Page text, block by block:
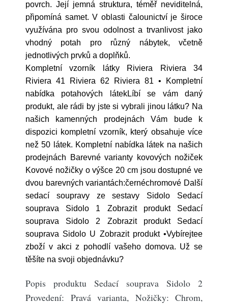
povrch. Její jemná struktura, téměř neviditelná,
připomíná samet. V oblasti čalounictví je široce
využívána pro svou odolnost a trvanlivost jako
vhodný potah pro různý nábytek, včetně
jednotlivých prvků a doplňků.
Kompletní vzorník látky Riviera Riviera 34
Riviera 41 Riviera 62 Riviera 81 • Kompletní
nabídka potahových látekLíbí se vám daný
produkt, ale rádi by jste si vybrali jinou látku? Na
našich kamenných prodejnách Vám bude k
dispozici kompletní vzorník, který obsahuje více
než 50 látek. Kompletní nabídka látek na našich
prodejnách Barevné varianty kovových nožiček
Kovové nožičky o výšce 20 cm jsou dostupné ve
dvou barevných variantách:černéchromové Další
sedací soupravy ze sestavy Sidolo Sedací
souprava Sidolo 1 Zobrazit produkt Sedací
souprava Sidolo 2 Zobrazit produkt Sedací
souprava Sidolo U Zobrazit produkt •Vybírejtee
zboží v akci z pohodlí vašeho domova. Už se
těšíte na svoji objednávku?
Popis produktu Sedací souprava Sidolo 2
Provedení: Pravá varianta, Nožičky: Chrom,